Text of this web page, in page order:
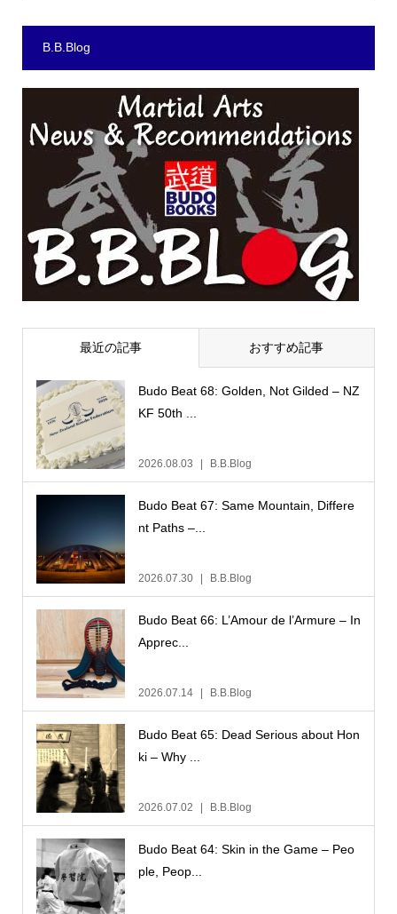
B.B.Blog
最近の記事 おすすめ記事
Budo Beat 68: Golden, Not Gilded – NZ
KF 50th ...
2026.08.03 B.B.Blog
Budo Beat 67: Same Mountain, Differe
nt Paths –...
2026.07.30 B.B.Blog
Budo Beat 66: L’Amour de l’Armure – In
Apprec...
2026.07.14 B.B.Blog
Budo Beat 65: Dead Serious about Hon
ki – Why ...
2026.07.02 B.B.Blog
Budo Beat 64: Skin in the Game – Peo
ple, Peop...